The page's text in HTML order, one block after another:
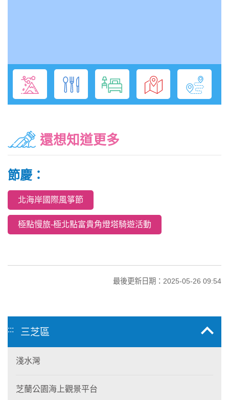
還想知道更多
節慶：
北海岸國際風箏節
極點慢旅-極北點富貴角燈塔騎遊活動
最後更新日期：2025-05-26 09:54
::: 三芝區
淺水灣
芝蘭公園海上觀景平台